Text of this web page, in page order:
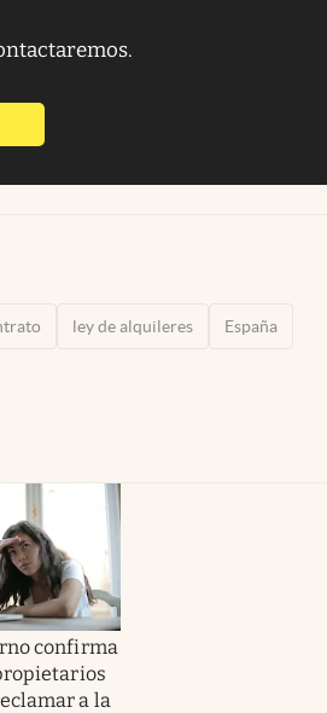
en nueva pestaña
ley de alquileres España
confirma
a la